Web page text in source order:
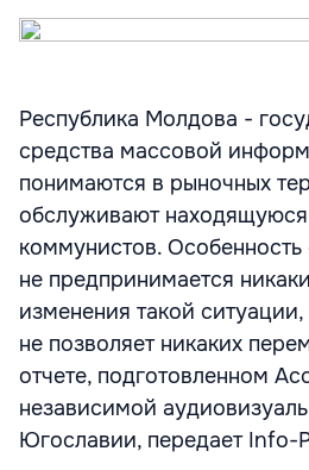
Республика Молдова -
средства массовой
понимаются в рыночных
обслуживают
коммунистов. Особенность
не предпринимается
изменения такой
не позволяет никаких
отчете, подготовленном
независимой
Югославии, передает Info-